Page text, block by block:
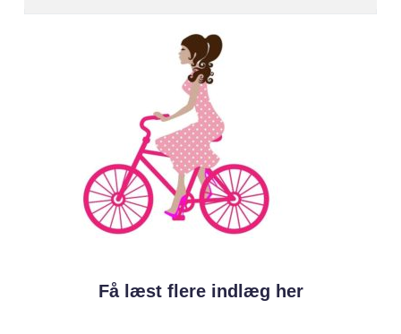
Få læst flere indlæg her